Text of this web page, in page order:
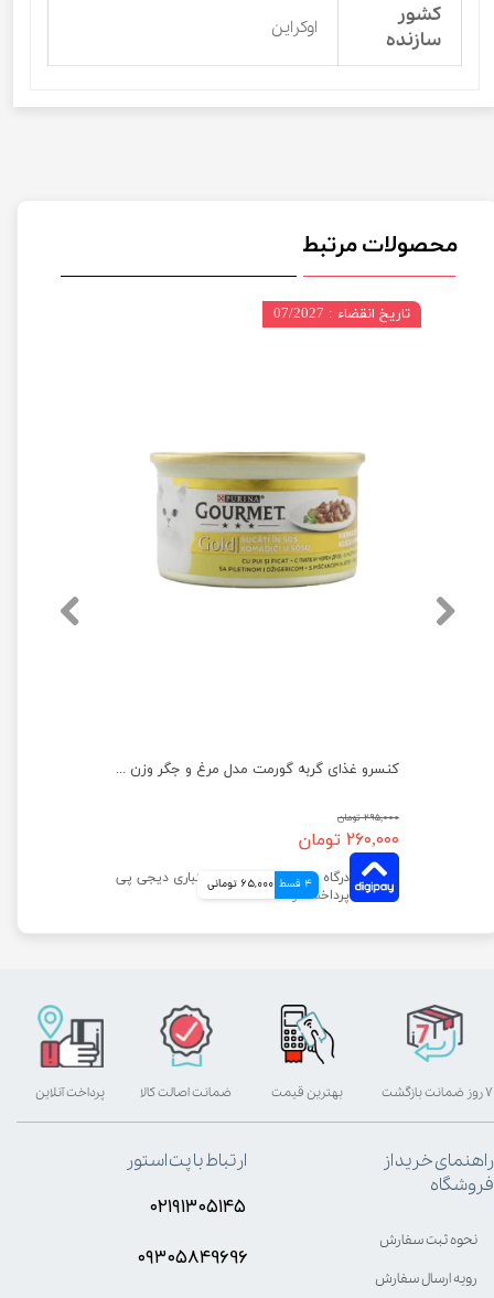
کشور
سازنده
اوکراین
محصولات مرتبط
کنسرو غذای گربه گورمت مدل مرغ و جگر وزن 85 گرم
۲۹۵,۰۰۰ تومان
۲۶۰,۰۰۰ تومان
4 قسط 65,000 تومانی
تاریخ انقضاء : 07/2027
بهترین قیمت پرداخت آنلاین ۷ روز ضمانت بازگشت ضمانت اصالت کالا
راهنمای خرید از
فروشگاه
نحوه ثبت سفارش
رویه ارسال سفارش
ارتباط با پت استور
۰۲۱۹۱۳۰۵۱۴۵
۰۹۳۰۵8۴9696